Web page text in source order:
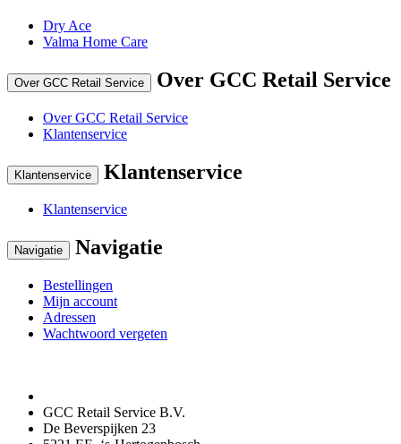
Dry Ace
Valma Home Care
Over GCC Retail Service Over GCC Retail Service
Over GCC Retail Service
Klantenservice
Klantenservice Klantenservice
Klantenservice
Navigatie Navigatie
Bestellingen
Mijn account
Adressen
Wachtwoord vergeten
GCC Retail Service B.V.
De Beverspijken 23